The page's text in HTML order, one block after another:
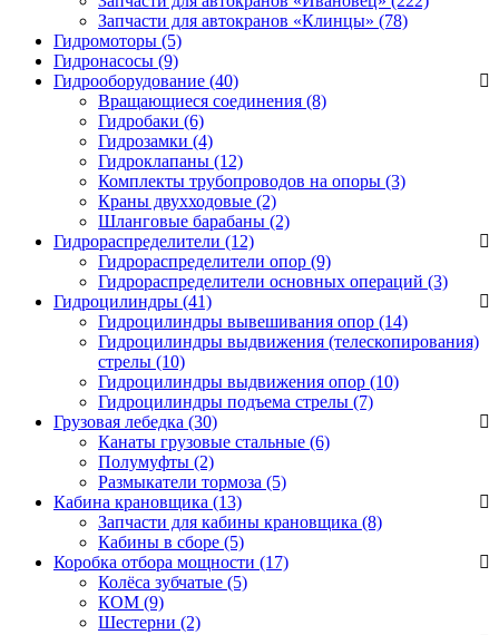
Запчасти для автокранов «Клинцы» (78)
Гидромоторы (5)
Гидронасосы (9)
Гидрооборудование (40)
Вращающиеся соединения (8)
Гидробаки (6)
Гидрозамки (4)
Гидроклапаны (12)
Комплекты трубопроводов на опоры (3)
Краны двухходовые (2)
Шланговые барабаны (2)
Гидрораспределители (12)
Гидрораспределители опор (9)
Гидрораспределители основных операций (3)
Гидроцилиндры (41)
Гидроцилиндры вывешивания опор (14)
Гидроцилиндры выдвижения (телескопирования)
стрелы (10)
Гидроцилиндры выдвижения опор (10)
Гидроцилиндры подъема стрелы (7)
Грузовая лебедка (30)
Канаты грузовые стальные (6)
Полумуфты (2)
Размыкатели тормоза (5)
Кабина крановщика (13)
Запчасти для кабины крановщика (8)
Кабины в сборе (5)
Коробка отбора мощности (17)
Колёса зубчатые (5)
КОМ (9)
Шестерни (2)